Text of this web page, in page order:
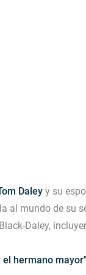
Daley y su
al mundo de su
Daley,
el hermano mayor"